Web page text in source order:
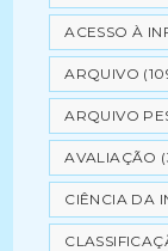
ACESSO À
ARQUIVO
ARQUIVO
AVALIAÇÃO
CIÊNCIA DA